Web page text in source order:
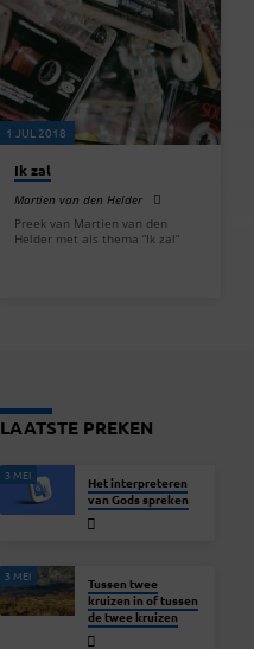
1 JUL 2018
Ik zal
Martien van den Helder
Preek van Martien van den
Helder met als thema “Ik zal”
LAATSTE PREKEN
3 MEI
Het interpreteren
van Gods spreken
3 MEI
Tussen twee
kruizen in of tussen
de twee kruizen